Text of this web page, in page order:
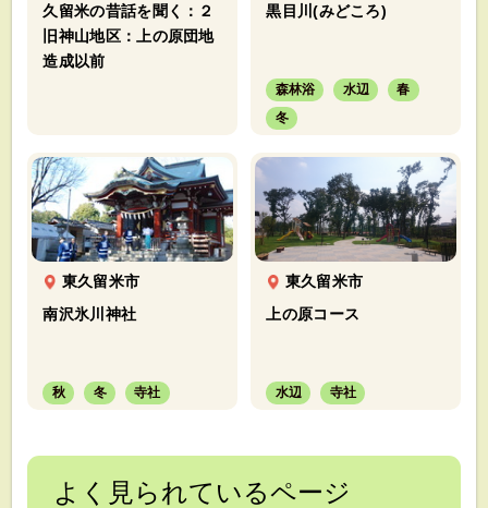
久留米の昔話を聞く：２
旧神山地区：上の原団地
造成以前
黒目川(みどころ)
森林浴 水辺
春
冬
東久留米市
南沢氷川神社
秋 冬 寺社
東久留米市
上の原コース
水辺 寺社
よく見られているページ